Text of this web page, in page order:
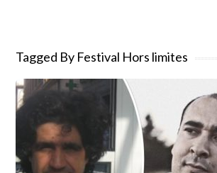
Tagged By Festival Hors limites